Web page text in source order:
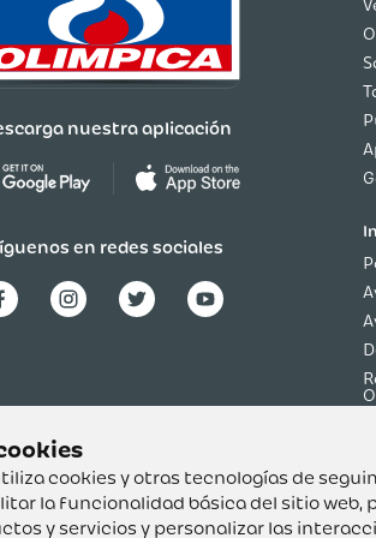
cookies y otras tecnologías de
la funcionalidad básica del sitio web,
y servicios y personalizar las
nuestra aplicación
en redes sociales